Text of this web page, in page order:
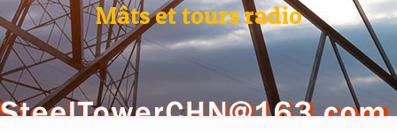
Mâts et tours radio